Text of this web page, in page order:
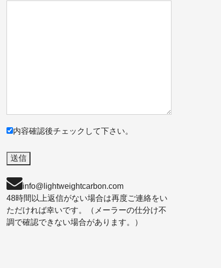
内容確認後チェックして下さい。
info@lightweightcarbon.com
48時間以上返信がない場合は再度ご連絡をい
ただければ幸いです。（メーラーの仕分け不
調で確認できない場合があります。）